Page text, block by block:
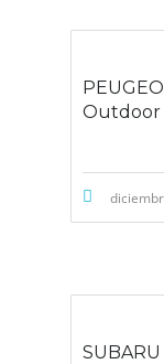
Outdoor